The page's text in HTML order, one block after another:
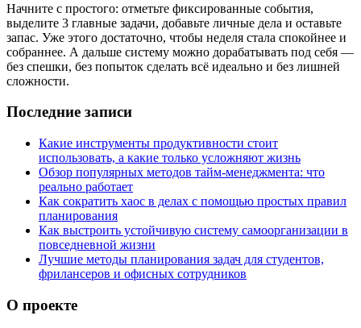
Начните с простого: отметьте фиксированные события,
выделите 3 главные задачи, добавьте личные дела и оставьте
запас. Уже этого достаточно, чтобы неделя стала спокойнее и
собраннее. А дальше систему можно дорабатывать под себя —
без спешки, без попыток сделать всё идеально и без лишней
сложности.
Последние записи
Какие инструменты продуктивности стоит
использовать, а какие только усложняют жизнь
Обзор популярных методов тайм-менеджмента: что
реально работает
Как сократить хаос в делах с помощью простых правил
планирования
Как выстроить устойчивую систему самоорганизации в
повседневной жизни
Лучшие методы планирования задач для студентов,
фрилансеров и офисных сотрудников
О проекте